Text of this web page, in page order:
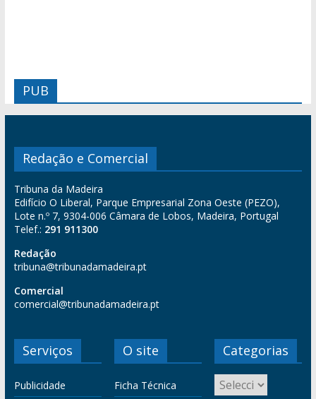
PUB
Redação e Comercial
Tribuna da Madeira
Edifício O Liberal, Parque Empresarial Zona Oeste (PEZO),
Lote n.º 7, 9304-006 Câmara de Lobos, Madeira, Portugal
Telef.: 291 911300
Redação
tribuna@tribunadamadeira.pt
Comercial
comercial@tribunadamadeira.pt
Serviços
Publicidade
O site
Ficha Técnica
Categorias